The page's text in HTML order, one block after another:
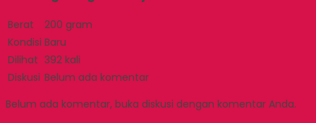
Berat
200 gram
Kondisi Baru
Dilihat 392 kali
Diskusi Belum ada komentar
Belum ada komentar, buka diskusi dengan komentar Anda.